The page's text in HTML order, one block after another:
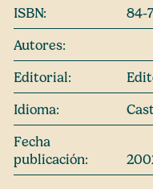
ISBN:
84-
Autores:
Editorial:
Idioma:
Fecha
publicación: